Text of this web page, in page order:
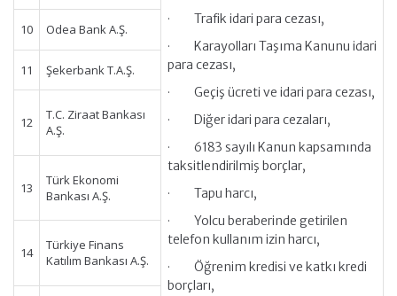
· Trafik idari para cezası,
· Karayolları Taşıma Kanunu idari
para cezası,
· Geçiş ücreti ve idari para cezası,
· Diğer idari para cezaları,
· 6183 sayılı Kanun kapsamında
taksitlendirilmiş borçlar,
· Tapu harcı,
· Yolcu beraberinde getirilen
telefon kullanım izin harcı,
· Öğrenim kredisi ve katkı kredi
borçları,
10 Odea Bank A.Ş.
11 Şekerbank T.A.Ş.
12
T.C. Ziraat Bankası
A.Ş.
13
Türk Ekonomi
Bankası A.Ş.
14
Türkiye Finans
Katılım Bankası A.Ş.